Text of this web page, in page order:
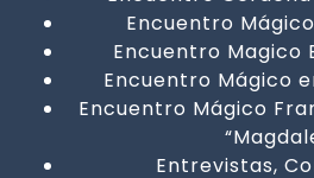
Encuentro
Encuentro Magico
Encuentro Mágico
Encuentro Mágico
Entrevistas,